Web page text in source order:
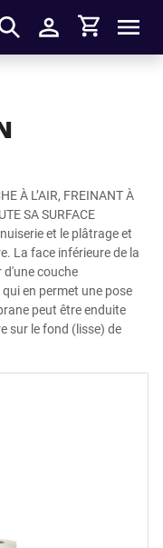
S'identifier
Panier
À L’AIR, FREINANT À
SA SURFACE
et le plâtrage et
La face inférieure de la
d'une couche
en permet une pose
peut être enduite
sur le fond (lisse) de